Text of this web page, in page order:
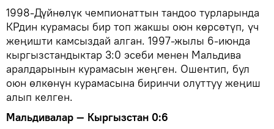
1998-Дүйнөлүк чемпионаттын тандоо турларында
КРдин курамасы бир топ жакшы оюн көрсөтүп, үч
жеңишти камсыздай алган. 1997-жылы 6-июнда
кыргызстандыктар 3:0 эсеби менен Мальдива
аралдарынын курамасын жеңген. Ошентип, бул
оюн өлкөнүн курамасына биринчи олуттуу жеңиш
алып келген.
Мальдивалар — Кыргызстан 0:6